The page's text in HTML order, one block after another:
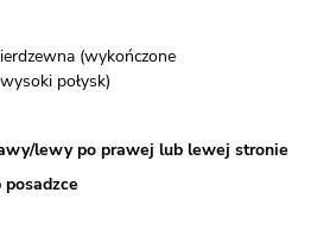
(wykończone
połysk)
lewy po prawej lub lewej stronie